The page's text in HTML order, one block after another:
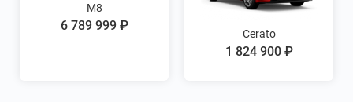
M8
6 789 999 ₽
Cerato
1 824 900 ₽